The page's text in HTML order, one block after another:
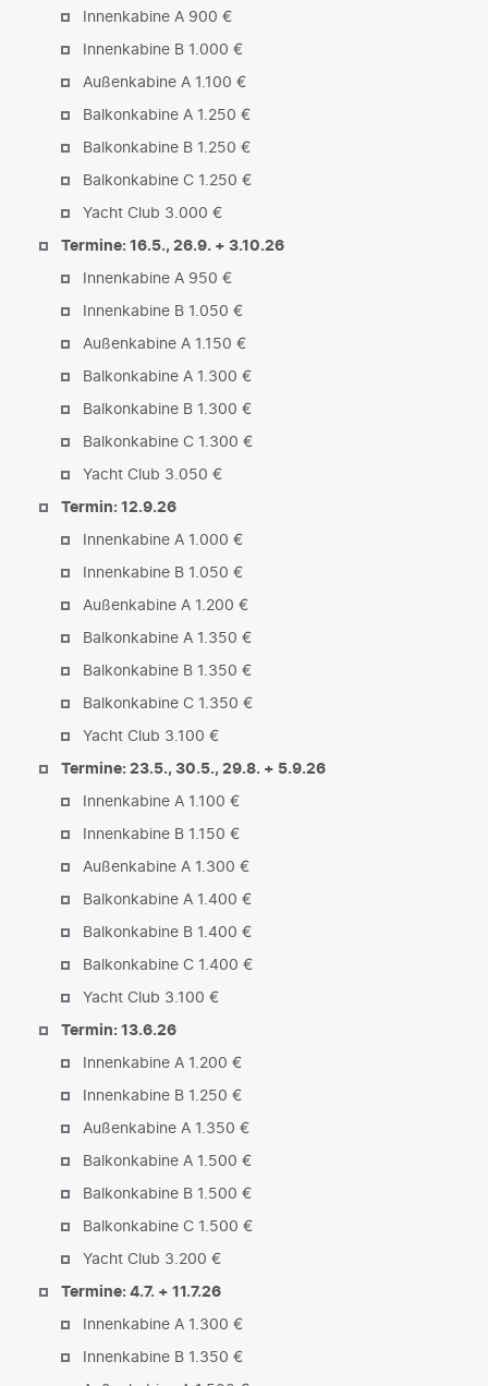
Innenkabine A 900 €
Innenkabine B 1.000 €
Außenkabine A 1.100 €
Balkonkabine A 1.250 €
Balkonkabine B 1.250 €
Balkonkabine C 1.250 €
Yacht Club 3.000 €
Termine: 16.5., 26.9. + 3.10.26
Innenkabine A 950 €
Innenkabine B 1.050 €
Außenkabine A 1.150 €
Balkonkabine A 1.300 €
Balkonkabine B 1.300 €
Balkonkabine C 1.300 €
Yacht Club 3.050 €
Termin: 12.9.26
Innenkabine A 1.000 €
Innenkabine B 1.050 €
Außenkabine A 1.200 €
Balkonkabine A 1.350 €
Balkonkabine B 1.350 €
Balkonkabine C 1.350 €
Yacht Club 3.100 €
Termine: 23.5., 30.5., 29.8. + 5.9.26
Innenkabine A 1.100 €
Innenkabine B 1.150 €
Außenkabine A 1.300 €
Balkonkabine A 1.400 €
Balkonkabine B 1.400 €
Balkonkabine C 1.400 €
Yacht Club 3.100 €
Termin: 13.6.26
Innenkabine A 1.200 €
Innenkabine B 1.250 €
Außenkabine A 1.350 €
Balkonkabine A 1.500 €
Balkonkabine B 1.500 €
Balkonkabine C 1.500 €
Yacht Club 3.200 €
Termine: 4.7. + 11.7.26
Innenkabine A 1.300 €
Innenkabine B 1.350 €